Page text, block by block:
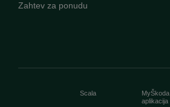
Zahtev za ponudu
Scala
MyŠkoda
aplikacija